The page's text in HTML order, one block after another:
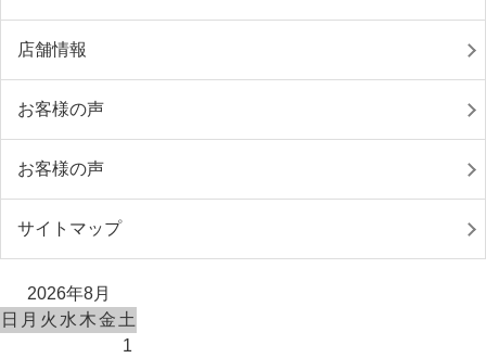
店舗情報
お客様の声
お客様の声
サイトマップ
2026年8月
日 月 火 水 木金 土
1